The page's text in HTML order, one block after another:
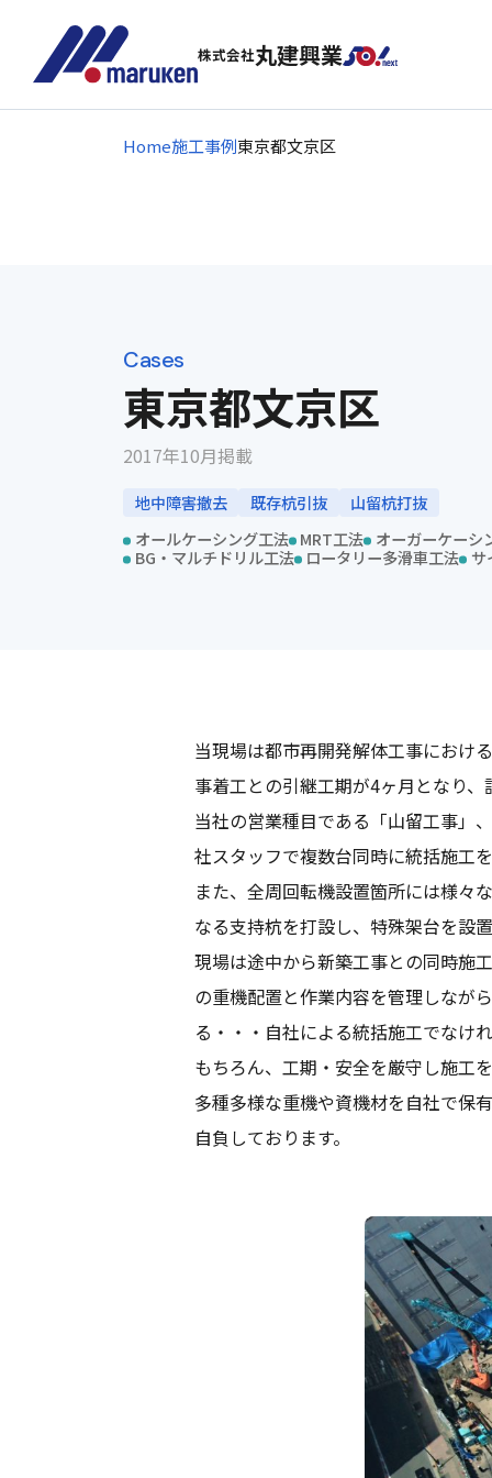
株式会社丸建興業
Home施工事例東京都文京区
Cases
東京都文京区
2017年10月掲載
地中障害撤去 既存杭引抜
山留杭打抜
オールケーシング工法 MRT工法 オーガーケーシ
BG・マルチドリル工法
ロータリー多滑車工法 サ
当現場は都市再開発解体工事におけ
事着工との引継工期が4ヶ月となり
当社の営業種目である「山留工事」
社スタッフで複数台同時に統括施工
また、全周回転機設置箇所には様々
なる支持杭を打設し、特殊架台を設
現場は途中から新築工事との同時施
の重機配置と作業内容を管理しなが
る・・・自社による統括施工でなけ
もちろん、工期・安全を厳守し施工
多種多様な重機や資機材を自社で保
自負しております。